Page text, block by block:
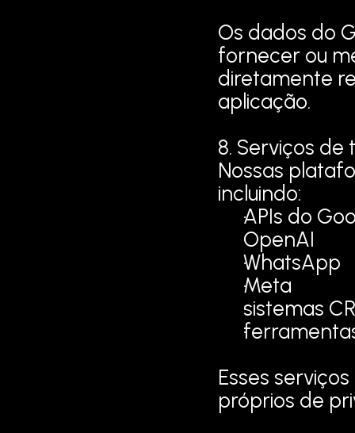
Os dados do
fornecer ou
diretamente
aplicação.
8. Serviços de
Nossas
incluindo:
APIs do
OpenAI
WhatsApp
Meta
sistemas
Esses
próprios de